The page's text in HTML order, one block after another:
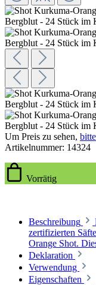
Um Preis zu sehen,
Artikelnummer: 14324
Vorrätig
Beschreibung
zertifizierten
Orange Shot.
Deklaration
Verwendung
Eigenschaften